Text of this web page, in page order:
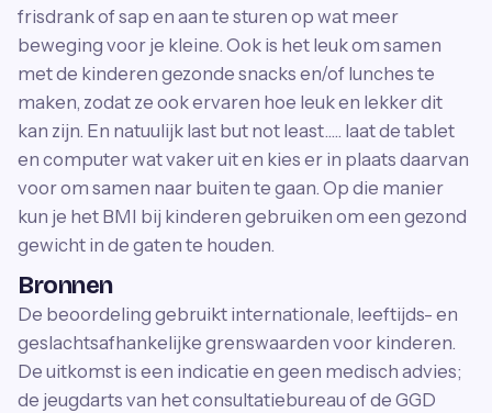
frisdrank of sap en aan te sturen op wat meer
beweging voor je kleine. Ook is het leuk om samen
met de kinderen gezonde snacks en/of lunches te
maken, zodat ze ook ervaren hoe leuk en lekker dit
kan zijn. En natuulijk last but not least..... laat de tablet
en computer wat vaker uit en kies er in plaats daarvan
voor om samen naar buiten te gaan. Op die manier
kun je het BMI bij kinderen gebruiken om een gezond
gewicht in de gaten te houden.
Bronnen
De beoordeling gebruikt internationale, leeftijds- en
geslachtsafhankelijke grenswaarden voor kinderen.
De uitkomst is een indicatie en geen medisch advies;
de jeugdarts van het consultatiebureau of de GGD